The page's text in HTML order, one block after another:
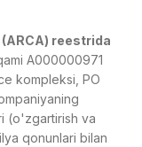
(ARCA) reestrida
A000000971
kompleksi, PO
(o'zgartirish va
qonunlari bilan